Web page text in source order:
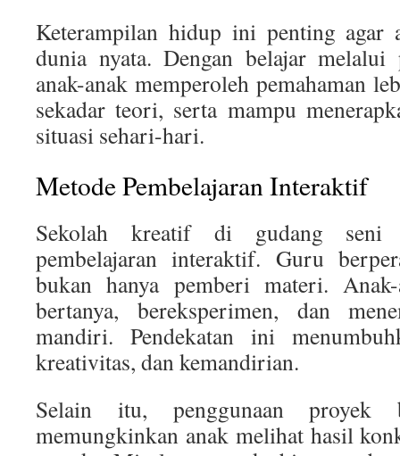
Keterampilan hidup ini penting agar
dunia nyata. Dengan belajar melalui
anak-anak memperoleh pemahaman
sekadar teori, serta mampu
situasi sehari-hari.
Metode Pembelajaran Interaktif
Sekolah kreatif di gudang seni
pembelajaran interaktif. Guru
bukan hanya pemberi materi.
bertanya, bereksperimen, dan
mandiri. Pendekatan ini
kreativitas, dan kemandirian.
Selain itu, penggunaan proyek
memungkinkan anak melihat hasil